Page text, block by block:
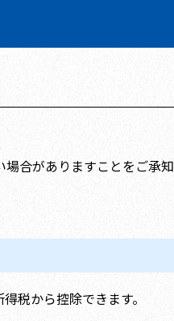
合がありますことをご承知
税から控除できます。